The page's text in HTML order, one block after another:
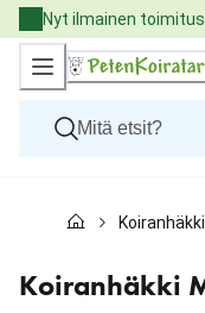
Skip
to
Content
Nyt ilmainen
Kissat
Eläinlääkäriruoat
Tuotemerkit
Koiranhäkki